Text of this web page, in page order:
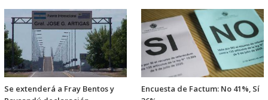
Se extenderá a Fray Bentos y
Encuesta de Factum: No 41%, Sí